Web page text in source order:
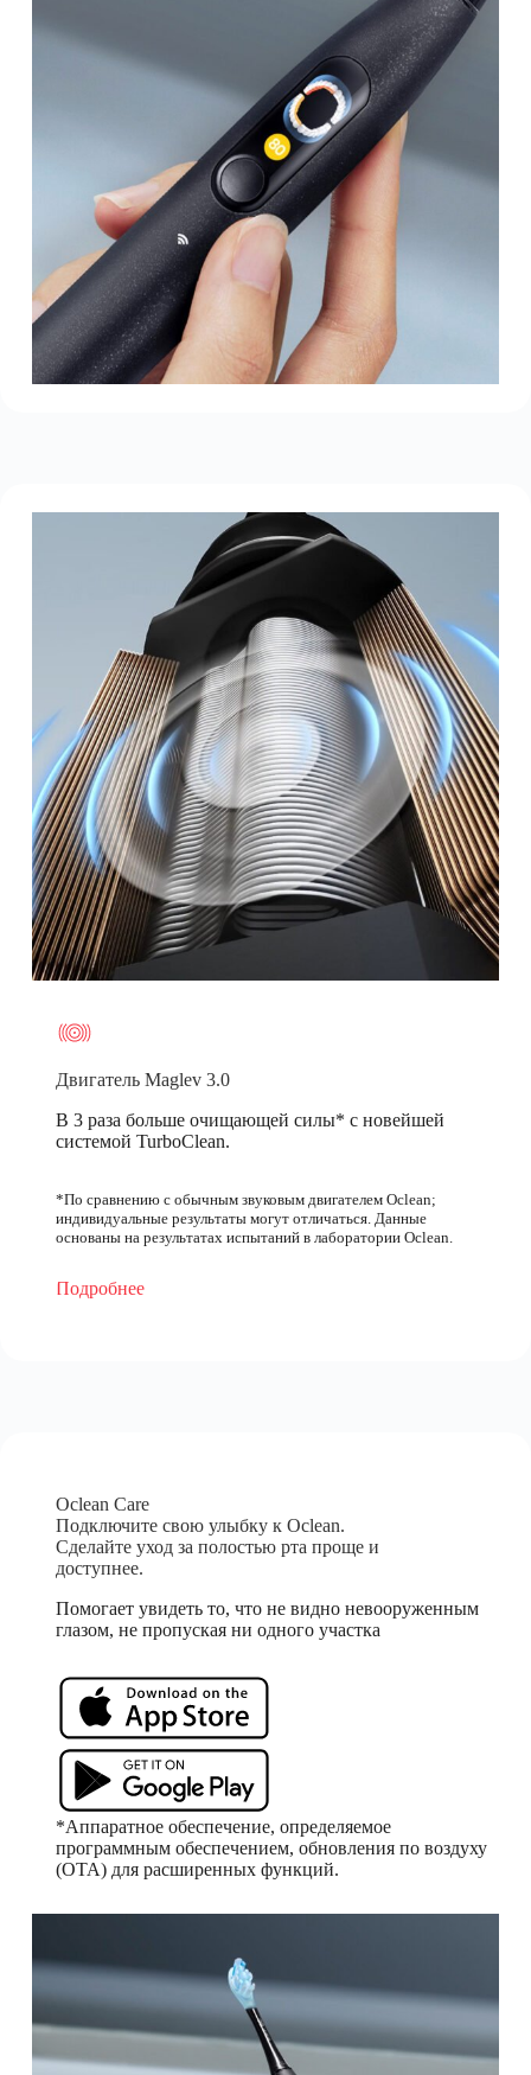
Двигатель Maglev 3.0
В 3 раза больше очищающей силы* с новейшей
системой TurboClean.
*По сравнению с обычным звуковым двигателем Oclean;
индивидуальные результаты могут отличаться. Данные
основаны на результатах испытаний в лаборатории Oclean.
Подробнее
Oclean Care
Подключите свою улыбку к Oclean.
Сделайте уход за полостью рта проще и
доступнее.
Помогает увидеть то, что не видно невооруженным
глазом, не пропуская ни одного участка
*Аппаратное обеспечение, определяемое
программным обеспечением, обновления по воздуху
(OTA) для расширенных функций.